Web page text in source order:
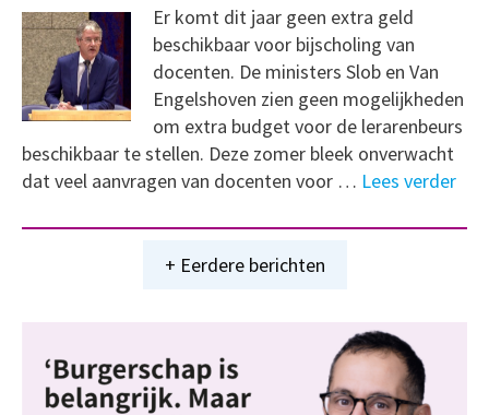
Er komt dit jaar geen extra geld
beschikbaar voor bijscholing van
docenten. De ministers Slob en Van
Engelshoven zien geen mogelijkheden
om extra budget voor de lerarenbeurs
beschikbaar te stellen. Deze zomer bleek onverwacht
dat veel aanvragen van docenten voor … Lees verder
+ Eerdere berichten